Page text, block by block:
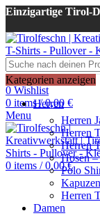
Einzigartige Tirol-
Login / Register
0 Wishlist
0 items / 0,00 €
Menu
0 items / 0,00€
Kategorien anzeigen
Herren
Herren
Herren
Herren
Hosen –
Polo
Herren
Damen